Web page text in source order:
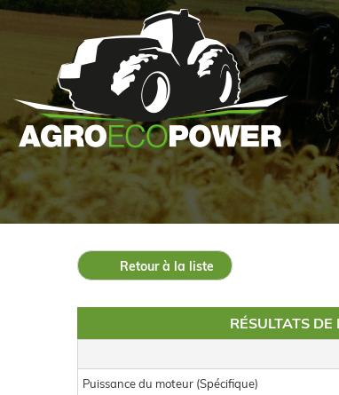
Retour à la liste
RÉSULTATS
Puissance du moteur (Spécifique)